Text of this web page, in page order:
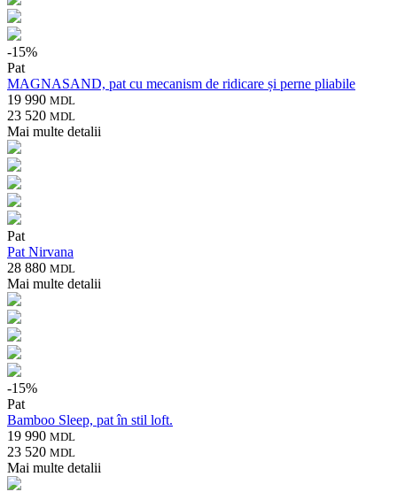
-15%
Pat
MAGNASAND, pat cu mecanism de ridicare și perne pliabile
19 990 MDL
23 520 MDL
Mai multe detalii
Pat
Pat Nirvana
28 880 MDL
Mai multe detalii
-15%
Pat
Bamboo Sleep, pat în stil loft.
19 990 MDL
23 520 MDL
Mai multe detalii